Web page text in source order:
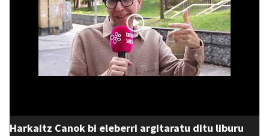
Harkaitz Canok bi eleberri argitaratu ditu liburu